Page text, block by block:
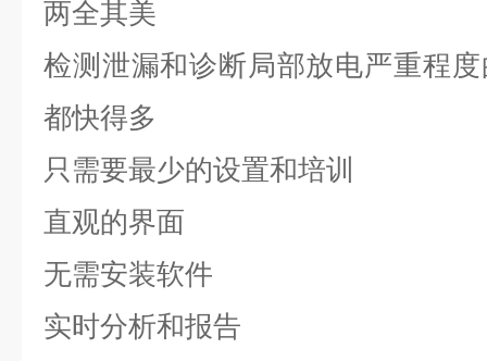
两全其美
检测泄漏和诊断局部放电严重程
都快得多
只需要最少的设置和培训
直观的界面
无需安装软件
实时分析和报告